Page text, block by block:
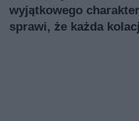
wyjątkowego
sprawi, że każda